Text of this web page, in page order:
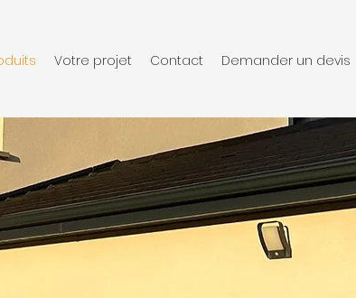
Votre projet Contact Demander un devis